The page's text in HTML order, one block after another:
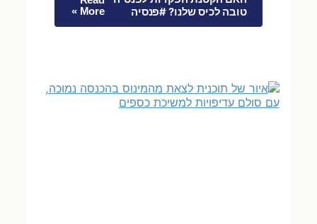
טובה לכיס שלנו? #פנסיה
More »